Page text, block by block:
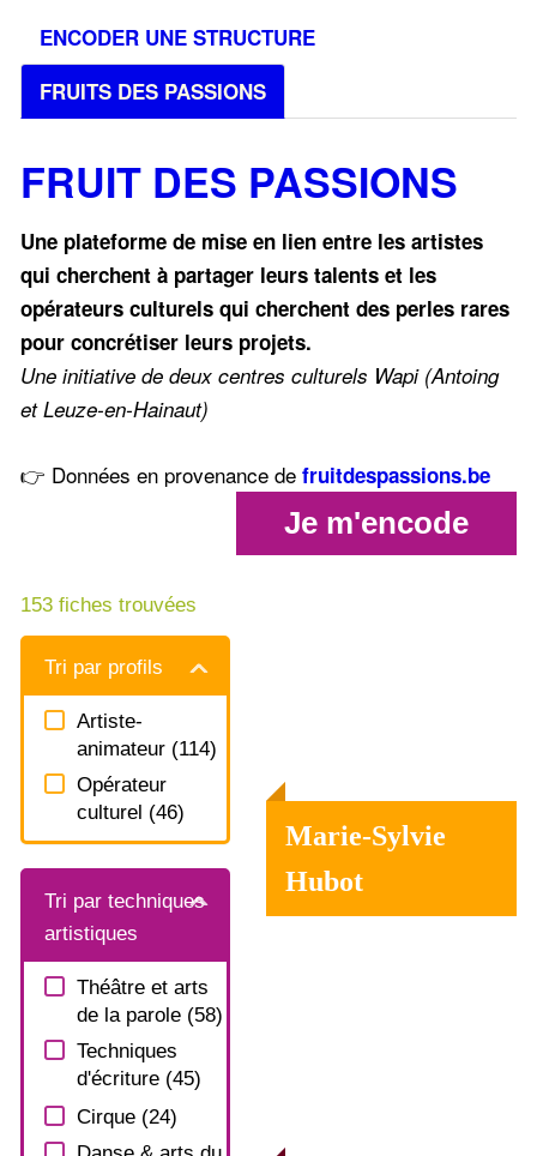
ENCODER UNE STRUCTURE
FRUITS DES PASSIONS
FRUIT DES PASSIONS
Une plateforme de mise en lien entre les artistes
qui cherchent à partager leurs talents et les
opérateurs culturels qui cherchent des perles rares
pour concrétiser leurs projets.
Une initiative de deux centres culturels Wapi (Antoing
et Leuze-en-Hainaut)
👉 Données en provenance de fruitdespassions.be